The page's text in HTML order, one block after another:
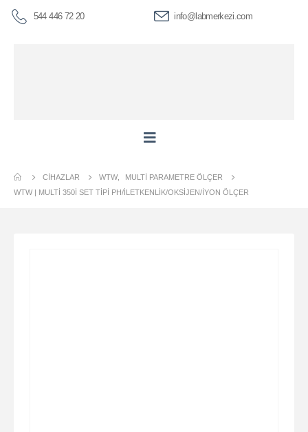
544 446 72 20 info@labmerkezi.com
CIHAZLAR WTW
MULTI PARAMETRE ÖLÇER
WTW | MULTI 350İ SET TIPI PH/İLETKENLIK/OKSIJEN/İYON ÖLÇER